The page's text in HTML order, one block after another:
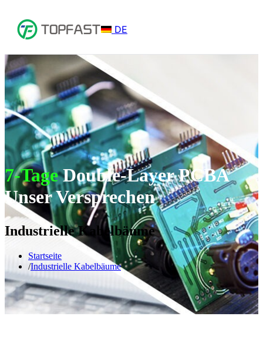
DE
7-TageDouble-Layer PCBA
Unser Versprechen
Industrielle Kabelbäume
Startseite
Industrielle Kabelbäume